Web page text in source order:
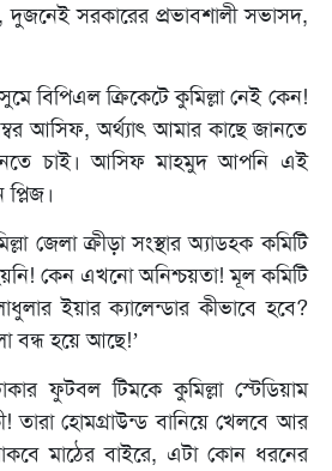
দুজনেই সরকারের প্রভাবশালী সভাসদ,
বিপিএল ক্রিকেটে কুমিল্লা নেই কেন!
আসিফ, অর্থ‍্যাৎ আমার কাছে জানতে
চাই। আসিফ মাহমুদ আপনি এই
জেলা ক্রীড়া সংস্থার অ‍্যাডহক কমিটি
কেন এখনো অনিশ্চয়তা! মূল কমিটি
ইয়ার ক‍্যালেন্ডার কীভাবে হবে?
বন্ধ হয়ে আছে!’
ফুটবল টিমকে কুমিল্লা স্টেডিয়াম
তারা হোমগ্রাউন্ড বানিয়ে খেলবে আর
মাঠের বাইরে, এটা কোন ধরনের